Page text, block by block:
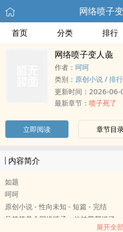
网络喷子
首页 分类 排行
网络喷子变人彘
作者： 呵呵
类别： 原创小说 / 排
更新时间： 2026-06-
最新章节： 喷子死了
立即阅读 章节目
内容简介
如题
呵呵
原创小说 - 性向未知 - 短篇 - 完结
吕笑笑是个网络喷子，他被黑帮抓了
展开全部